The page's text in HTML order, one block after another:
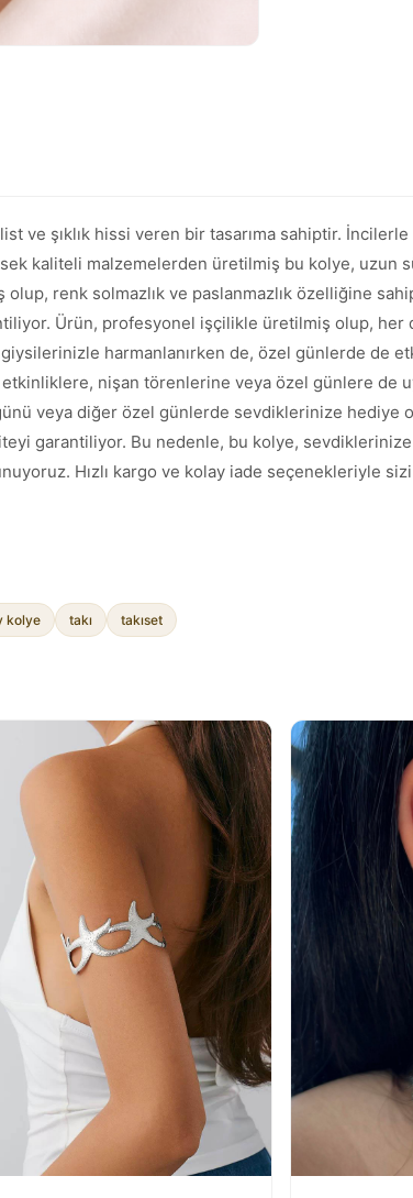
ve şıklık hissi veren bir tasarıma sahiptir.
kaliteli malzemelerden üretilmiş bu kolye, uzun
renk solmazlık ve paslanmazlık özelliğine
Ürün, profesyonel işçilikle üretilmiş olup,
harmanlanırken de, özel günlerde de
nişan törenlerine veya özel günlere de
veya diğer özel günlerde sevdiklerinize hediye
garantiliyor. Bu nedenle, bu kolye,
Hızlı kargo ve kolay iade seçenekleriyle
kolye takı takıset